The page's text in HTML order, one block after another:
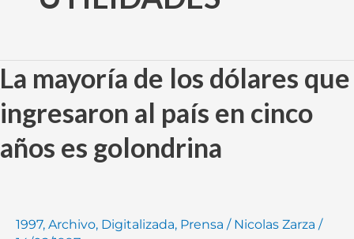
La mayoría de los dólares que
ingresaron al país en cinco
años es golondrina
1997, Archivo, Digitalizada, Prensa / Nicolas Zarza /
La
mayoría
de
dólares
país